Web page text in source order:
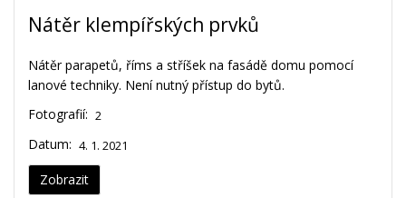
Nátěr klempířských prvků
Nátěr parapetů, říms a stříšek na fasádě domu pomocí
lanové techniky. Není nutný přístup do bytů.
Fotografií: 2
Datum: 4. 1. 2021
Zobrazit